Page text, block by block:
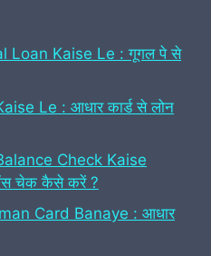
Loan Kaise Le : गूगल पे से
Le : आधार कार्ड से लोन
Check Kaise
चेक कैसे करें ?
Card Banaye : आधार